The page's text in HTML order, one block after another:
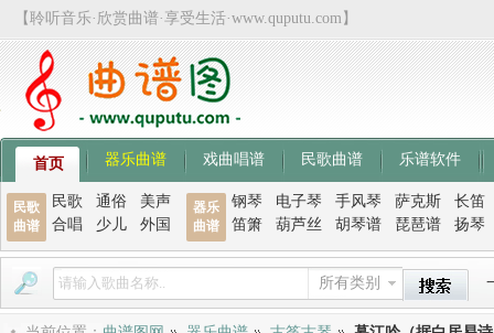
【聆听音乐·欣赏曲谱·享受生活·www.quputu.com】
首页 器乐曲谱 戏曲唱谱 民歌曲谱 乐谱软件
民歌
曲谱
民歌 通俗
美声
合唱
少儿 外国
器乐
曲谱
钢琴 电子琴 手风琴 萨克斯
长笛
笛箫
葫芦丝 胡琴谱 琵琶谱 扬琴
所有类别